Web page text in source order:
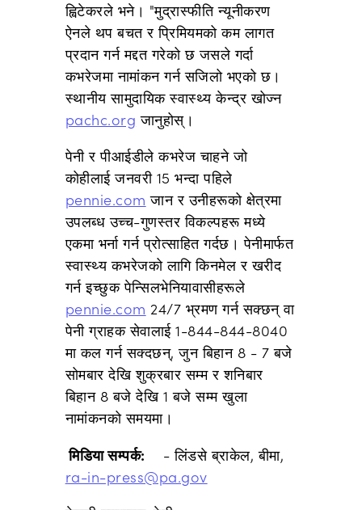
ह्विटेकरले भने। "मुद्रास्फीति न्यूनीकरण
ऐनले थप बचत र प्रिमियमको कम लागत
प्रदान गर्न मद्दत गरेको छ जसले गर्दा
कभरेजमा नामांकन गर्न सजिलो भएको छ।
स्थानीय सामुदायिक स्वास्थ्य केन्द्र खोज्न
pachc.org जानुहोस्।
पेनी र पीआईडीले कभरेज चाहने जो
कोहीलाई जनवरी 15 भन्दा पहिले
pennie.com जान र उनीहरूको क्षेत्रमा
उपलब्ध उच्च-गुणस्तर विकल्पहरू मध्ये
एकमा भर्ना गर्न प्रोत्साहित गर्दछ। पेनीमार्फत
स्वास्थ्य कभरेजको लागि किनमेल र खरीद
गर्न इच्छुक पेन्सिलभेनियावासीहरूले
pennie.com 24/7 भ्रमण गर्न सक्छन् वा
पेनी ग्राहक सेवालाई 1-844-844-8040
मा कल गर्न सक्दछन्, जुन बिहान 8 - 7 बजे
सोमबार देखि शुक्रबार सम्म र शनिबार
बिहान 8 बजे देखि 1 बजे सम्म खुला
नामांकनको समयमा।
मिडिया सम्पर्क: - लिंडसे ब्राकेल, बीमा,
ra-in-press@pa.gov